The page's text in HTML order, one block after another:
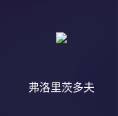
弗洛里茨多夫